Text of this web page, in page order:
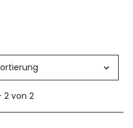
2 von 2